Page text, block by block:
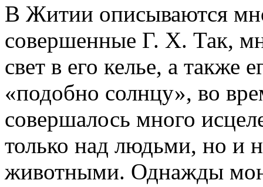
В Житии описываются
совершенные Г. Х. Так,
свет в его келье, а также
«подобно солнцу», во
совершалось много
только над людьми, но и
животными. Однажды